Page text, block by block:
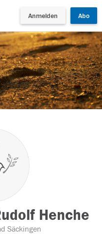
Anmelden Abo
Henche
Säckingen